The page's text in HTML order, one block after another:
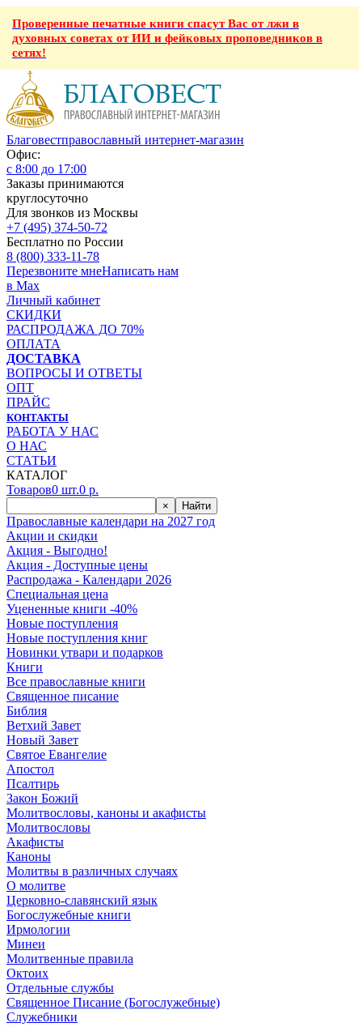
Проверенные печатные книги спасут Вас от лжи в
духовных советах от ИИ и фейковых проповедников в
сетях!
Благовестправославный интернет-магазин
Офис:
с 8:00 до 17:00
Заказы принимаются
круглосуточно
Для звонков из Москвы
+7 (495) 374-50-72
Бесплатно по России
8 (800) 333-11-78
Перезвоните мнеНаписать нам
в Max
Личный кабинет
СКИДКИ
РАСПРОДАЖА ДО 70%
ОПЛАТА
ДОСТАВКА
ВОПРОСЫ И ОТВЕТЫ
ОПТ
ПРАЙС
КОНТАКТЫ
РАБОТА У НАС
О НАС
СТАТЬИ
КАТАЛОГ
Товаров0 шт.0 р.
× Найти
Православные календари на 2027 год
Акции и скидки
Акция - Выгодно!
Акция - Доступные цены
Распродажа - Календари 2026
Специальная цена
Уцененные книги -40%
Новые поступления
Новые поступления книг
Новинки утвари и подарков
Книги
Все православные книги
Священное писание
Библия
Ветхий Завет
Новый Завет
Святое Евангелие
Апостол
Псалтирь
Закон Божий
Молитвословы, каноны и акафисты
Молитвословы
Акафисты
Каноны
Молитвы в различных случаях
О молитве
Церковно-славянский язык
Богослужебные книги
Ирмологии
Минеи
Молитвенные правила
Октоих
Отдельные службы
Священное Писание (Богослужебные)
Служебники